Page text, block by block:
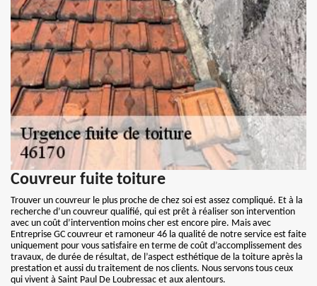
Couvreur fuite toiture
Trouver un couvreur le plus proche de chez soi est assez compliqué. Et à la
recherche d’un couvreur qualifié, qui est prêt à réaliser son intervention
avec un coût d’intervention moins cher est encore pire. Mais avec
Entreprise GC couvreur et ramoneur 46 la qualité de notre service est faite
uniquement pour vous satisfaire en terme de coût d’accomplissement des
travaux, de durée de résultat, de l’aspect esthétique de la toiture après la
prestation et aussi du traitement de nos clients. Nous servons tous ceux
qui vivent à Saint Paul De Loubressac et aux alentours.